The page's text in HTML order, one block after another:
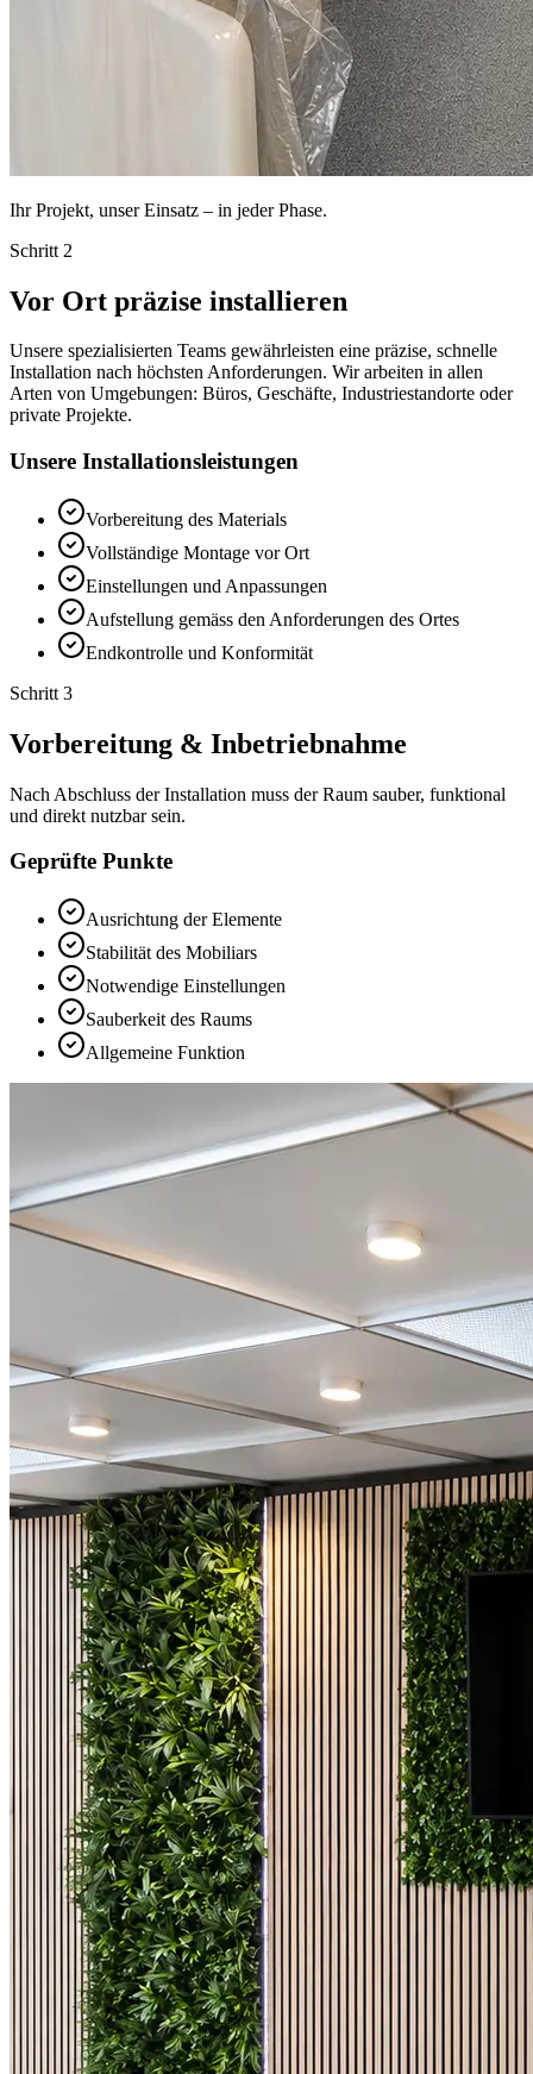
Ihr Projekt, unser Einsatz – in jeder Phase.
Schritt 2
Vor Ort präzise installieren
Unsere spezialisierten Teams gewährleisten eine präzise, schnelle
Installation nach höchsten Anforderungen. Wir arbeiten in allen
Arten von Umgebungen: Büros, Geschäfte, Industriestandorte oder
private Projekte.
Unsere Installationsleistungen
Vorbereitung des Materials
Vollständige Montage vor Ort
Einstellungen und Anpassungen
Aufstellung gemäss den Anforderungen des Ortes
Endkontrolle und Konformität
Schritt 3
Vorbereitung & Inbetriebnahme
Nach Abschluss der Installation muss der Raum sauber, funktional
und direkt nutzbar sein.
Geprüfte Punkte
Ausrichtung der Elemente
Stabilität des Mobiliars
Notwendige Einstellungen
Sauberkeit des Raums
Allgemeine Funktion